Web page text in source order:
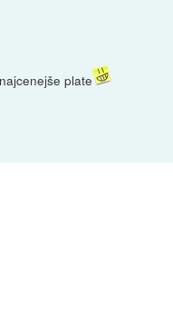
plate